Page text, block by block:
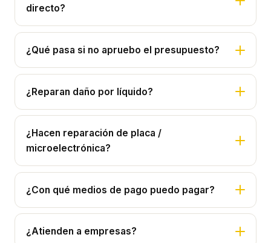
directo?
¿Qué pasa si no apruebo el presupuesto?
¿Reparan daño por líquido?
¿Hacen reparación de placa /
microelectrónica?
¿Con qué medios de pago puedo pagar?
¿Atienden a empresas?